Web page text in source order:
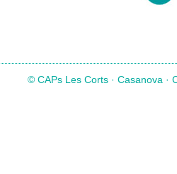
© CAPs Les Corts · Casanova ·